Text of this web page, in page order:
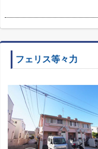
フェリス等々力